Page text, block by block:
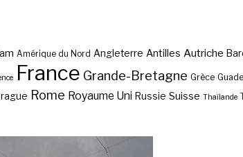
Amérique du Nord Angleterre Antilles Autriche
France Grande-Bretagne Grèce
Rome Royaume Uni Russie Suisse Thaïlande